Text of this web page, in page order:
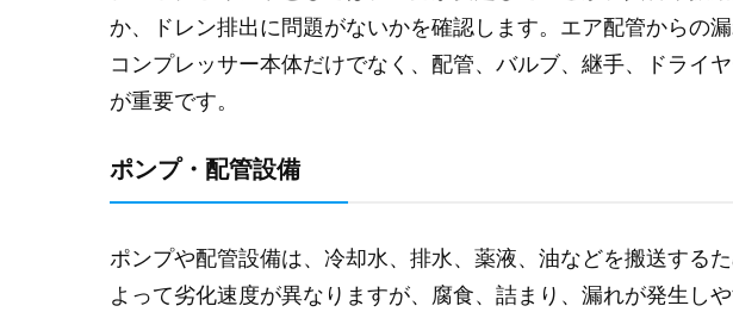
か、ドレン排出に問題がないかを確認します。エア配管からの
コンプレッサー本体だけでなく、配管、バルブ、継手、ドライ
が重要です。
ポンプ・配管設備
ポンプや配管設備は、冷却水、排水、薬液、油などを搬送する
よって劣化速度が異なりますが、腐食、詰まり、漏れが発生しや